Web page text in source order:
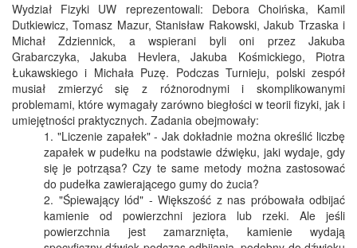
Wydział Fizyki UW reprezentowali: Debora Choińska, Kamil
Dutkiewicz, Tomasz Mazur, Stanisław Rakowski, Jakub Trzaska i
Michał Zdziennick, a wspierani byli oni przez Jakuba
Grabarczyka, Jakuba Hevlera, Jakuba Kośmickiego, Piotra
Łukawskiego i Michała Puzę. Podczas Turnieju, polski zespół
musiał zmierzyć się z różnorodnymi i skomplikowanymi
problemami, które wymagały zarówno biegłości w teorii fizyki, jak i
umiejętności praktycznych. Zadania obejmowały:
"Liczenie zapałek" - Jak dokładnie można określić liczbę
zapałek w pudełku na podstawie dźwięku, jaki wydaje, gdy
się je potrząsa? Czy te same metody można zastosować
do pudełka zawierającego gumy do żucia?
"Śpiewający lód" - Większość z nas próbowała odbijać
kamienie od powierzchni jeziora lub rzeki. Ale jeśli
powierzchnia jest zamarznięta, kamienie wydają